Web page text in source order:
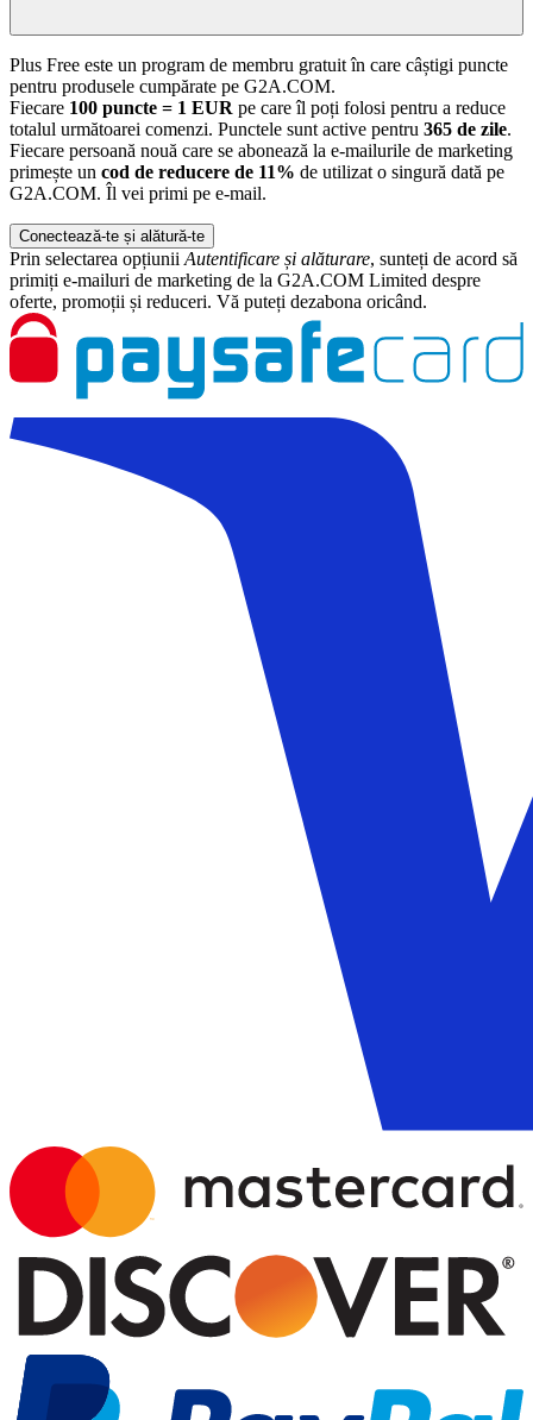
Plus Free este un program de membru gratuit în care câștigi puncte
pentru produsele cumpărate pe G2A.COM.
Fiecare 100 puncte = 1 EUR pe care îl poți folosi pentru a reduce
totalul următoarei comenzi. Punctele sunt active pentru 365 de zile.
Fiecare persoană nouă care se abonează la e-mailurile de marketing
primește un cod de reducere de 11% de utilizat o singură dată pe
G2A.COM. Îl vei primi pe e-mail.
Conectează-te și alătură-te
Prin selectarea opțiunii Autentificare și alăturare, sunteți de acord să
primiți e-mailuri de marketing de la G2A.COM Limited despre
oferte, promoții și reduceri. Vă puteți dezabona oricând.